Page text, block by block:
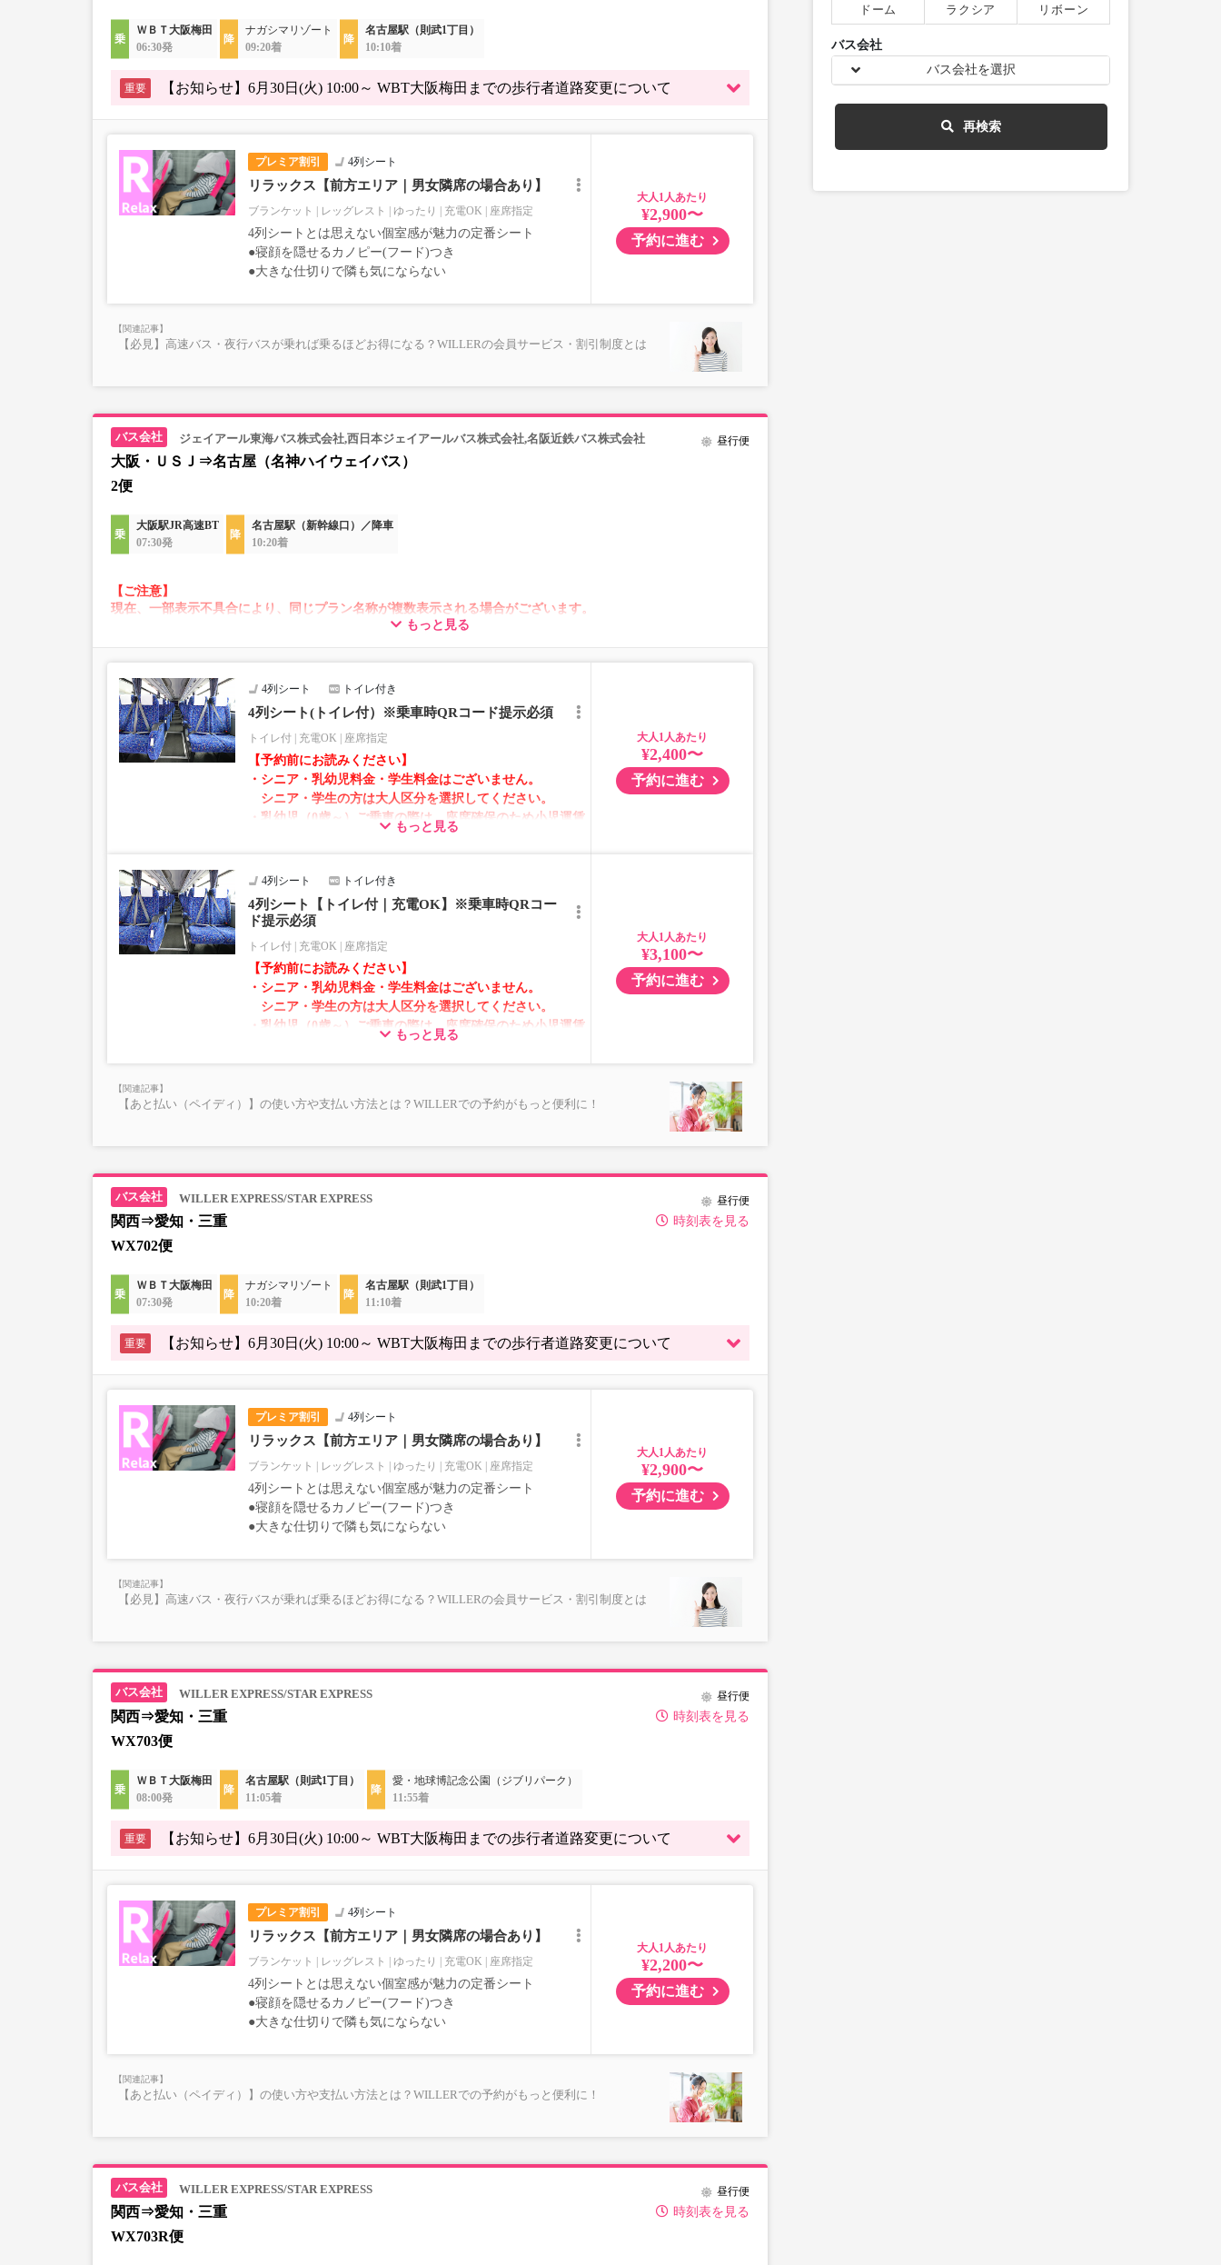
ＷＢＴ大阪梅田
06:30発
ナガシマリゾート
09:20着
名古屋駅（則武1丁目）
10:10着
重要 【お知らせ】6月30日(火) 10:00～ WBT大阪梅田までの歩行者道路変更について
プレミア割引 4列シート
リラックス【前方エリア｜男女隣席の場合あり】
ブランケット レッグレスト ゆったり 充電OK 座席指定
4列シートとは思えない個室感が魅力の定番シート
●寝顔を隠せるカノピー(フード)つき
●大きな仕切りで隣も気にならない
大人
¥2,900〜
予約に進む
【必見】高速バス・夜行バスが乗れば乗るほどお得になる？WILLERの会員サービス・割引制度とは
ジェイアール東海バス株式会社,西日本ジェイアールバス株式会社,名阪近鉄バス株式会社
大阪・ＵＳＪ⇒名古屋（名神ハイウェイバス）
2便
昼行便
大阪駅JR高速BT
07:30発
名古屋駅（新幹線口）／降車
10:20着
【ご注意】
現在、一部表示不具合により、同じプラン名称が複数表示される場合がございます。
その場合、予約操作途中でエラーが発生する可能性がございます。
願いいたします。
もっと見る
4列シート トイレ付き
4列シート(トイレ付）※乗車時QRコード提示必須
トイレ付 充電OK 座席指定
【予約前にお読みください】
・シニア・乳幼児料金・学生料金はございません。
シニア・学生の方は大人区分を選択してください。
・乳幼児（0歳～）ご乗車の際は、座席確保のため小児運賃
・AM1時～5時の間はシステムメンテナンスの為ご予約が承
れません。
・在庫の状況はリアルタイムの表示ではございません。
※売り切れの場合でも残数が表示される場合がありま
す。
・販売日・便ごとに随時価格が変動いたします。購入時に
販売価格をご確認の上でご予約をお願いいたします。
・一部取り扱いのない停留所がある場合がございます。
もっと見る
大人
¥2,400〜
予約に進む
4列シート トイレ付き
4列シート【トイレ付｜充電OK】※乗車時QRコー
ド提示必須
トイレ付 充電OK 座席指定
【予約前にお読みください】
・シニア・乳幼児料金・学生料金はございません。
シニア・学生の方は大人区分を選択してください。
・乳幼児（0歳～）ご乗車の際は、座席確保のため小児運賃
乳幼児の方は小児区分を選択してください。
・AM1時～5時の間はシステムメンテナンスの為ご予約が承
す。
・販売日・便ごとに随時価格が変動いたします。購入時に
もっと見る
大人
¥3,100〜
予約に進む
【あと払い（ペイディ）】の使い方や支払い方法とは？WILLERでの予約がもっと便利に！
WILLER EXPRESS/STAR EXPRESS
関西⇒愛知・三重
WX702便
時刻表を見る
昼行便
ＷＢＴ大阪梅田
07:30発
ナガシマリゾート
10:20着
名古屋駅（則武1丁目）
11:10着
重要 【お知らせ】6月30日(火) 10:00～ WBT大阪梅田までの歩行者道路変更について
プレミア割引 4列シート
リラックス【前方エリア｜男女隣席の場合あり】
ブランケット レッグレスト ゆったり 充電OK 座席指定
4列シートとは思えない個室感が魅力の定番シート
●寝顔を隠せるカノピー(フード)つき
●大きな仕切りで隣も気にならない
大人
¥2,900〜
予約に進む
【必見】高速バス・夜行バスが乗れば乗るほどお得になる？WILLERの会員サービス・割引制度とは
WILLER EXPRESS/STAR EXPRESS
関西⇒愛知・三重
WX703便
時刻表を見る
昼行便
ＷＢＴ大阪梅田
08:00発
名古屋駅（則武1丁目）
11:05着
愛・地球博記念公園（ジブリパーク）
11:55着
重要 【お知らせ】6月30日(火) 10:00～ WBT大阪梅田までの歩行者道路変更について
プレミア割引 4列シート
リラックス【前方エリア｜男女隣席の場合あり】
ブランケット レッグレスト ゆったり 充電OK 座席指定
4列シートとは思えない個室感が魅力の定番シート
●寝顔を隠せるカノピー(フード)つき
●大きな仕切りで隣も気にならない
大人
¥2,200〜
予約に進む
【あと払い（ペイディ）】の使い方や支払い方法とは？WILLERでの予約がもっと便利に！
WILLER EXPRESS/STAR EXPRESS
関西⇒愛知・三重
WX703R便
時刻表を見る
昼行便
ドーム ラクシア リボーン
バス会社
バス会社を選択
再検索